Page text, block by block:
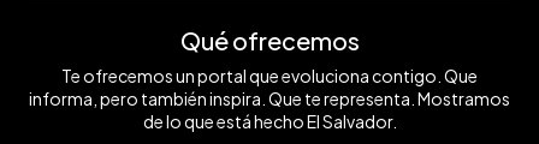
Qué ofrecemos
Te ofrecemos un portal que evoluciona contigo. Que
informa, pero también inspira. Que te representa. Mostramos
de lo que está hecho El Salvador.